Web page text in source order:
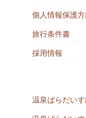
個人情報保護
旅行条件書
採用情報
温泉ぱらだい